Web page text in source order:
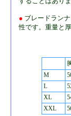
● ブレードラン
性です。重量と
M
L
XL
XXL